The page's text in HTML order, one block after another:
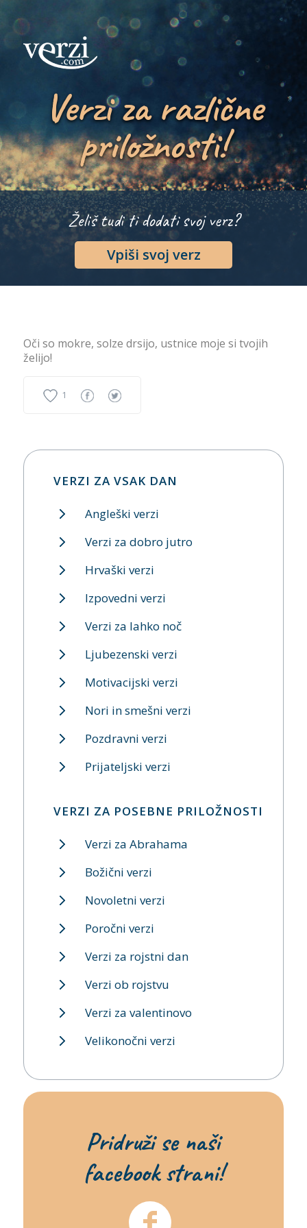
Verzi za različne
priložnosti!
Želiš tudi ti dodati svoj verz?
Vpiši svoj verz
Oči so mokre, solze drsijo, ustnice moje si tvojih
želijo!
1
VERZI ZA VSAK DAN
Angleški verzi
Verzi za dobro jutro
Hrvaški verzi
Izpovedni verzi
Verzi za lahko noč
Ljubezenski verzi
Motivacijski verzi
Nori in smešni verzi
Pozdravni verzi
Prijateljski verzi
VERZI ZA POSEBNE PRILOŽNOSTI
Verzi za Abrahama
Božični verzi
Novoletni verzi
Poročni verzi
Verzi za rojstni dan
Verzi ob rojstvu
Verzi za valentinovo
Velikonočni verzi
Pridruži se naši
facebook strani!